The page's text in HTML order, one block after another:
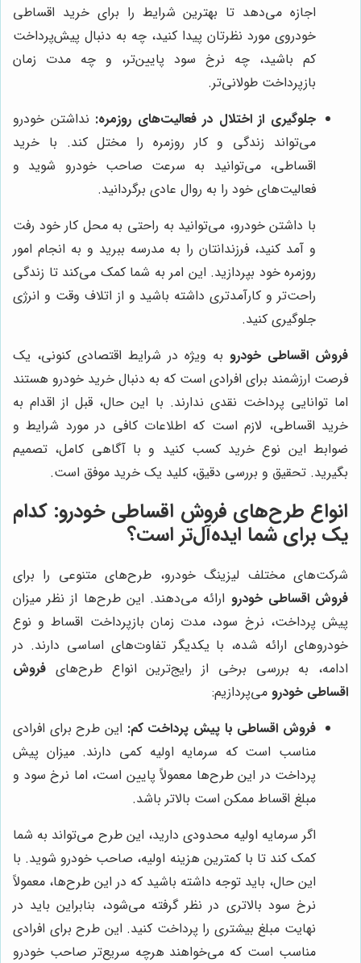
اجازه می‌دهد تا بهترین شرایط را برای خرید اقساطی
خودروی مورد نظرتان پیدا کنید، چه به دنبال پیش‌پرداخت
کم باشید، چه نرخ سود پایین‌تر، و چه مدت زمان
بازپرداخت طولانی‌تر.
جلوگیری از اختلال در فعالیت‌های روزمره: نداشتن خودرو
می‌تواند زندگی و کار روزمره را مختل کند. با خرید
اقساطی، می‌توانید به سرعت صاحب خودرو شوید و
فعالیت‌های خود را به روال عادی برگردانید.
با داشتن خودرو، می‌توانید به راحتی به محل کار خود رفت
و آمد کنید، فرزندانتان را به مدرسه ببرید و به انجام امور
روزمره خود بپردازید. این امر به شما کمک می‌کند تا زندگی
راحت‌تر و کارآمدتری داشته باشید و از اتلاف وقت و انرژی
جلوگیری کنید.
فروش اقساطی خودرو به ویژه در شرایط اقتصادی کنونی، یک
فرصت ارزشمند برای افرادی است که به دنبال خرید خودرو هستند
اما توانایی پرداخت نقدی ندارند. با این حال، قبل از اقدام به
خرید اقساطی، لازم است که اطلاعات کافی در مورد شرایط و
ضوابط این نوع خرید کسب کنید و با آگاهی کامل، تصمیم
بگیرید. تحقیق و بررسی دقیق، کلید یک خرید موفق است.
انواع طرح‌های فروش اقساطی خودرو: کدام
یک برای شما ایده‌آل‌تر است؟
شرکت‌های مختلف لیزینگ خودرو، طرح‌های متنوعی را برای
فروش اقساطی خودرو ارائه می‌دهند. این طرح‌ها از نظر میزان
پیش پرداخت، نرخ سود، مدت زمان بازپرداخت اقساط و نوع
خودروهای ارائه شده، با یکدیگر تفاوت‌های اساسی دارند. در
ادامه، به بررسی برخی از رایج‌ترین انواع طرح‌های فروش
اقساطی خودرو می‌پردازیم:
فروش اقساطی با پیش پرداخت کم: این طرح برای افرادی
مناسب است که سرمایه اولیه کمی دارند. میزان پیش
پرداخت در این طرح‌ها معمولاً پایین است، اما نرخ سود و
مبلغ اقساط ممکن است بالاتر باشد.
اگر سرمایه اولیه محدودی دارید، این طرح می‌تواند به شما
کمک کند تا با کمترین هزینه اولیه، صاحب خودرو شوید. با
این حال، باید توجه داشته باشید که در این طرح‌ها، معمولاً
نرخ سود بالاتری در نظر گرفته می‌شود، بنابراین باید در
نهایت مبلغ بیشتری را پرداخت کنید. این طرح برای افرادی
مناسب است که می‌خواهند هرچه سریع‌تر صاحب خودرو